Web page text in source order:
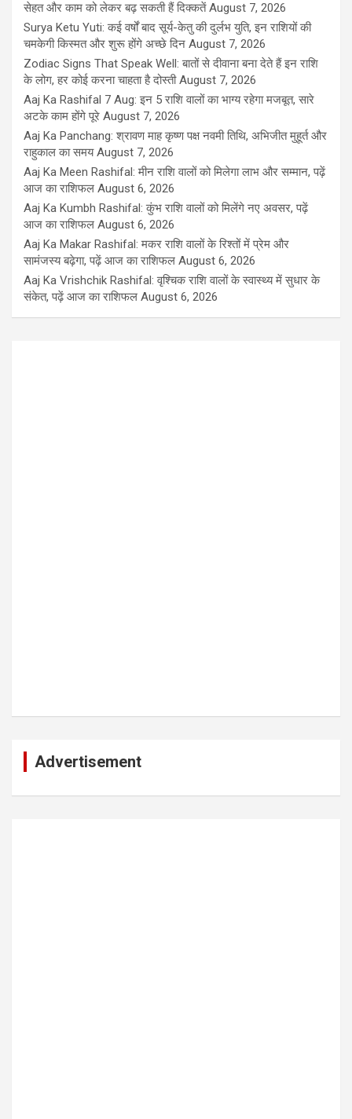
सेहत और काम को लेकर बढ़ सकती हैं दिक्कतें August 7, 2026
Surya Ketu Yuti: कई वर्षों बाद सूर्य-केतु की दुर्लभ युति, इन राशियों की
चमकेगी किस्मत और शुरू होंगे अच्छे दिन August 7, 2026
Zodiac Signs That Speak Well: बातों से दीवाना बना देते हैं इन राशि
के लोग, हर कोई करना चाहता है दोस्ती August 7, 2026
Aaj Ka Rashifal 7 Aug: इन 5 राशि वालों का भाग्य रहेगा मजबूत, सारे
अटके काम होंगे पूरे August 7, 2026
Aaj Ka Panchang: श्रावण माह कृष्ण पक्ष नवमी तिथि, अभिजीत मुहूर्त और
राहुकाल का समय August 7, 2026
Aaj Ka Meen Rashifal: मीन राशि वालों को मिलेगा लाभ और सम्मान, पढ़ें
आज का राशिफल August 6, 2026
Aaj Ka Kumbh Rashifal: कुंभ राशि वालों को मिलेंगे नए अवसर, पढ़ें
आज का राशिफल August 6, 2026
Aaj Ka Makar Rashifal: मकर राशि वालों के रिश्तों में प्रेम और
सामंजस्य बढ़ेगा, पढ़ें आज का राशिफल August 6, 2026
Aaj Ka Vrishchik Rashifal: वृश्चिक राशि वालों के स्वास्थ्य में सुधार के
संकेत, पढ़ें आज का राशिफल August 6, 2026
Advertisement